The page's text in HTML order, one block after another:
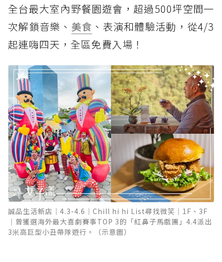
全台最大室內野餐園遊會，超過500坪空間一
次解鎖音樂、 美食 、表演和體驗活動，從4/3
起連嗨四天，全區免費入場！
誠品生活新店｜4.3-4.6｜Chill hi hi List尋找微笑｜1F、3F
｜曾獲選海外最大喜劇賽事TOP 3的「紅鼻子馬戲團」4.4派出
3米高巨型小丑帶隊遊行。（示意圖）